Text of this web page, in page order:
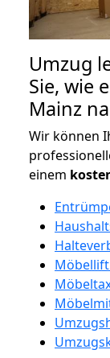
Umzug
Sie, wie
Mainz
Wir können
einem